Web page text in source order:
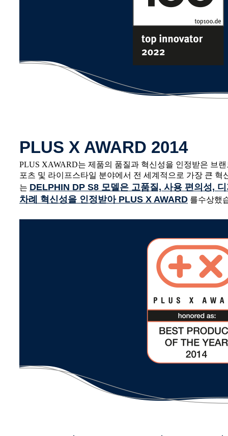
PLUS X AWARD 2014
PLUS XAWARD는 제품의 품질과 혁신성을 인정받은 브
포츠 및 라이프스타일 분야에서 전 세계적으로 가장 큰 혁
는 DELPHIN DP S8 모델은 고품질, 사용 편의성,
차례 혁신성을 인정받아 PLUS X AWARD 를수상했